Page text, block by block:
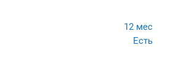
12 мес
Есть